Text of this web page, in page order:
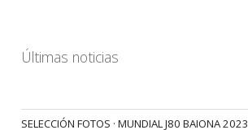
Últimas noticias
SELECCIÓN FOTOS · MUNDIAL J80 BAIONA 2023